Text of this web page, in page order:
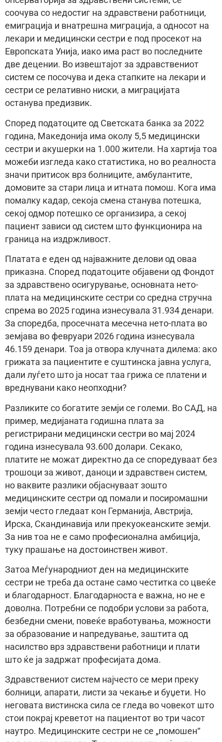
соочува со недостиг на здравствени работници,
емиграција и внатрешна миграција, а односот на
лекари и медицински сестри е под просекот на
Европската Унија, иако има раст во последните
две децении. Во извештајот за здравствениот
систем се посочува и дека стапките на лекари и
сестри се релативно ниски, а миграцијата
останува предизвик.
Според податоците од Светската банка за 2022
година, Македонија има околу 5,5 медицински
сестри и акушерки на 1.000 жители. На хартија тоа
можеби изгледа како статистика, но во реалноста
значи притисок врз болниците, амбулантите,
домовите за стари лица и итната помош. Кога има
помалку кадар, секоја смена станува потешка,
секој одмор потешко се организира, а секој
пациент зависи од систем што функционира на
граница на издржливост.
Платата е еден од најважните делови од оваа
приказна. Според податоците објавени од Фондот
за здравствено осигурување, основната нето-
плата на медицинските сестри со средна стручна
спрема во 2025 година изнесувала 31.934 денари.
За споредба, просечната месечна нето-плата во
земјава во февруари 2026 година изнесувала
46.159 денари. Тоа ја отвора клучната дилема: ако
грижата за пациентите е суштинска јавна услуга,
дали луѓето што ја носат таа грижа се платени и
вреднувани како неопходни?
Разликите со богатите земји се големи. Во САД, на
пример, медијаната годишна плата за
регистрирани медицински сестри во мај 2024
година изнесувала 93.600 долари. Секако,
платите не можат директно да се споредуваат без
трошоци за живот, даноци и здравствен систем,
но ваквите разлики објаснуваат зошто
медицинските сестри од помали и посиромашни
земји често гледаат кон Германија, Австрија,
Ирска, Скандинавија или прекуокеанските земји.
За нив тоа не е само професионална амбиција,
туку прашање на достоинствен живот.
Затоа Меѓународниот ден на медицинските
сестри не треба да остане само честитка со цвеќе
и благодарност. Благодарноста е важна, но не е
доволна. Потребни се подобри услови за работа,
безбедни смени, повеќе вработувања, можности
за образование и напредување, заштита од
насилство врз здравствени работници и плати
што ќе ја задржат професијата дома.
Здравствениот систем најчесто се мери преку
болници, апарати, листи за чекање и буџети. Но
неговата вистинска сила се гледа во човекот што
стои покрај креветот на пациентот во три часот
наутро. Медицинските сестри не се „помошен“